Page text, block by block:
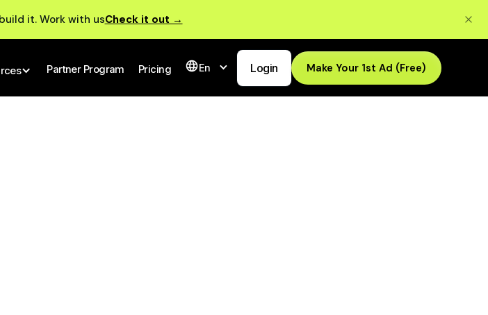
it. Work with usCheck it out →
Partner Program Pricing En Login Make Your 1st Ad (Free)